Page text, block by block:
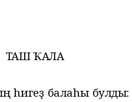
ТАШ ҠАЛА
һигеҙ балаһы